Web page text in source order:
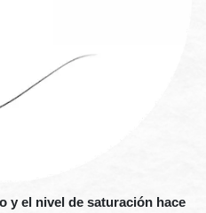
y el nivel de saturación hace